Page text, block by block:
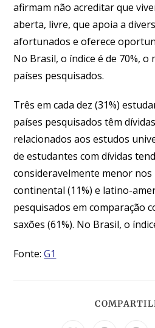
afirmam não acreditar que
aberta, livre, que apoia a
afortunados e oferece
No Brasil, o índice é de 70%,
países pesquisados.
Três em cada dez (31%)
países pesquisados têm
relacionados aos estudos
de estudantes com dívidas
consideravelmente menor nos
continental (11%) e latino-
pesquisados em comparação
saxões (61%). No Brasil, o
Fonte:G1